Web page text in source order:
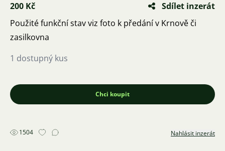
200 Kč
Sdílet inzerát
Použité funkční stav viz foto k předání v Krnově či
zasilkovna
1 dostupný kus
Chci koupit
1504 Nahlásit inzerát